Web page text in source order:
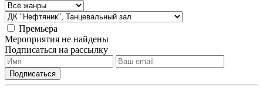
Премьера
Мероприятия не найдены
Подписаться на рассылку